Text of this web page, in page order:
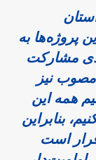
پروژه‌ها به
مشارکت
مصوب نیز
همه این
بنابراین
است